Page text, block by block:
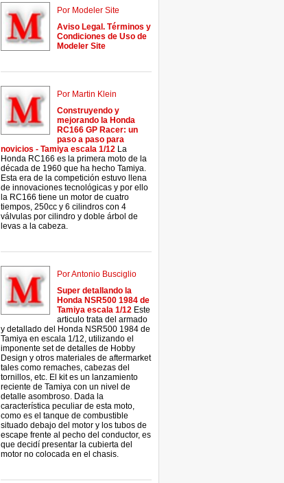
Por Modeler Site
Aviso Legal. Términos y
Condiciones de Uso de
Modeler Site
Por Martin Klein
Construyendo y
mejorando la Honda
RC166 GP Racer: un
paso a paso para
novicios - Tamiya escala 1/12 La
Honda RC166 es la primera moto de la
década de 1960 que ha hecho Tamiya.
Esta era de la competición estuvo llena
de innovaciones tecnológicas y por ello
la RC166 tiene un motor de cuatro
tiempos, 250cc y 6 cilindros con 4
válvulas por cilindro y doble árbol de
levas a la cabeza.
Por Antonio Busciglio
Super detallando la
Honda NSR500 1984 de
Tamiya escala 1/12 Este
articulo trata del armado
y detallado del Honda NSR500 1984 de
Tamiya en escala 1/12, utilizando el
imponente set de detalles de Hobby
Design y otros materiales de aftermarket
tales como remaches, cabezas del
tornillos, etc. El kit es un lanzamiento
reciente de Tamiya con un nivel de
detalle asombroso. Dada la
característica peculiar de esta moto,
como es el tanque de combustible
situado debajo del motor y los tubos de
escape frente al pecho del conductor, es
que decidí presentar la cubierta del
motor no colocada en el chasis.